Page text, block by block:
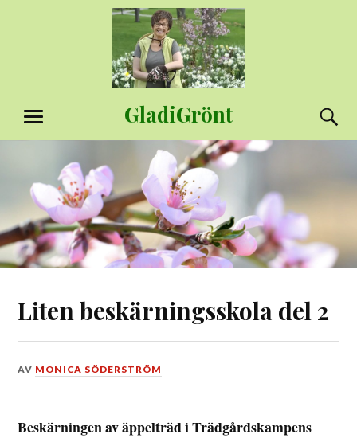
GladiGrönt
MENY
Liten beskärningsskola del 2
DEN
2014
AV MONICA SÖDERSTRÖM
Beskärningen av äppelträd i Trädgårdskampens